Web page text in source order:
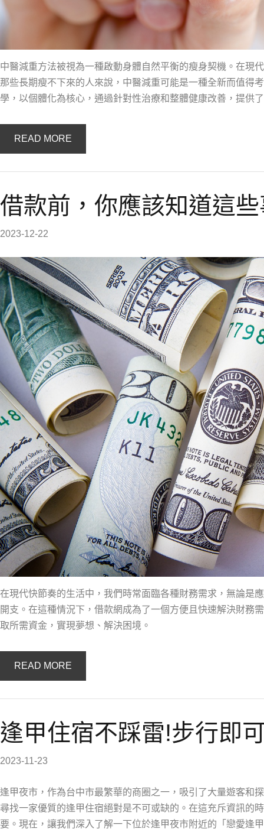
中醫減重方法被視為一種啟動身體自然平衡的瘦身契機。在現
那些長期瘦不下來的人來說，中醫減重可能是一種全新而值得
學，以個體化為核心，通過針對性治療和整體健康改善，提供
READ MORE
借款前，你應該知道這
2023-12-22
在現代快節奏的生活中，我們時常面臨各種財務需求，無論是
開支。在這種情況下，借款網成為了一個方便且快速解決財務
取所需資金，實現夢想、解決困境。
READ MORE
逢甲住宿不踩雷!步行即
2023-11-23
逢甲夜市，作為台中市最繁華的商圈之一，吸引了大量遊客和
尋找一家優質的逢甲住宿絕對是不可或缺的。在這充斥資訊的
要。現在，讓我們深入了解一下位於逢甲夜市附近的「戀愛逢